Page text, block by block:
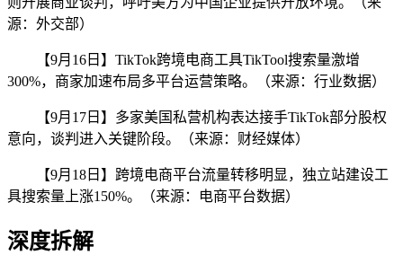
源：外交部）
【9月16日】TikTok跨境电商工具TikTool搜索量激增
300%，商家加速布局多平台运营策略。（来源：行业数据）
【9月17日】多家美国私营机构表达接手TikTok部分股权
意向，谈判进入关键阶段。（来源：财经媒体）
【9月18日】跨境电商平台流量转移明显，独立站建设工
具搜索量上涨150%。（来源：电商平台数据）
深度拆解